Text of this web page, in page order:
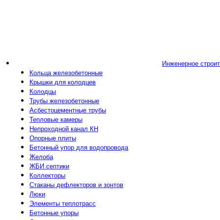
Инженерное
Кольца железобетонные
Крышки для колодцев
Колодцы
Трубы железобетонные
Асбестоцементные трубы
Тепловые камеры
Непроходной канал КН
Опорные плиты
Бетонный упор для водопровода
Желоба
ЖБИ септики
Коллекторы
Стаканы дефлекторов и зонтов
Люки
Элементы теплотрасс
Бетонные упоры